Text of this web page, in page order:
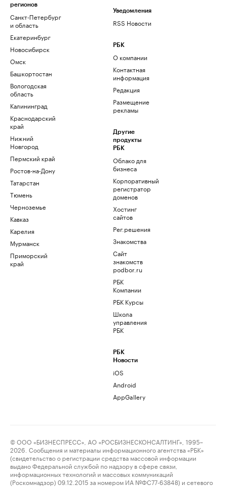
регионов
Санкт-Петербург
и область
Екатеринбург
Новосибирск
Омск
Башкортостан
Вологодская
область
Калининград
Краснодарский
край
Нижний
Новгород
Пермский край
Ростов-на-Дону
Татарстан
Тюмень
Черноземье
Кавказ
Карелия
Мурманск
Приморский
край
Уведомления
RSS Новости
РБК
О компании
Контактная
информация
Редакция
Размещение
рекламы
Другие
продукты
РБК
Облако для
бизнеса
Корпоративный
регистратор
доменов
Хостинг
сайтов
Рег.решения
Знакомства
Сайт
знакомств
podbor.ru
РБК
Компании
РБК Курсы
Школа
управления
РБК
РБК
Новости
iOS
Android
AppGallery
© ООО «БИЗНЕСПРЕСС», АО «РОСБИЗНЕСКОНСАЛТИНГ», 1995–
2026. Сообщения и материалы информационного агентства «РБК»
(свидетельство о регистрации средства массовой информации
выдано Федеральной службой по надзору в сфере связи,
информационных технологий и массовых коммуникаций
(Роскомнадзор) 09.12.2015 за номером ИА №ФС77-63848) и сетевого